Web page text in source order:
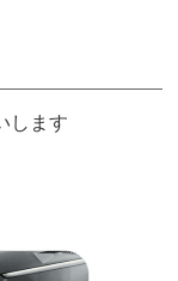
します